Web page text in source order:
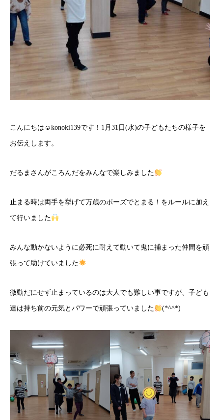
こんにちは☺konoki139です！1月31日(水)の子どもたちの様子を
お伝えします。
だるまさんがころんだをみんなで楽しみました
止まる時は両手を挙げて万歳のポーズでとまる！をルールに加え
て行いました
みんな動かないように必死に耐えて動いて鬼に捕まった仲間を頑
張って助けていました
微動だにせず止まっているのは大人でも難しい事ですが、子ども
達は持ち前の元気とパワーで頑張っていました (*^^*)